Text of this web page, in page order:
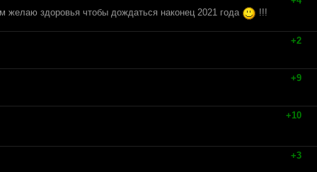
желаю здоровья чтобы дождаться наконец 2021 года
!!!
+2
+9
+10
+3